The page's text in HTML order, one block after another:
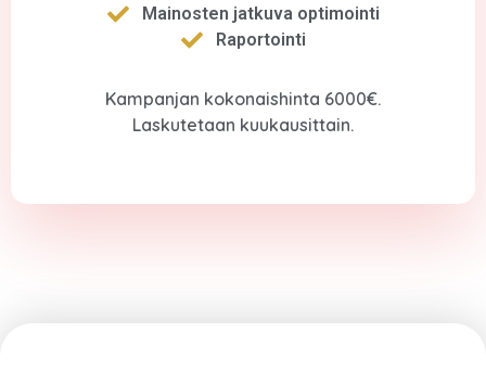
Mainosten jatkuva optimointi
Raportointi
Kampanjan kokonaishinta 6000€.
Laskutetaan kuukausittain.